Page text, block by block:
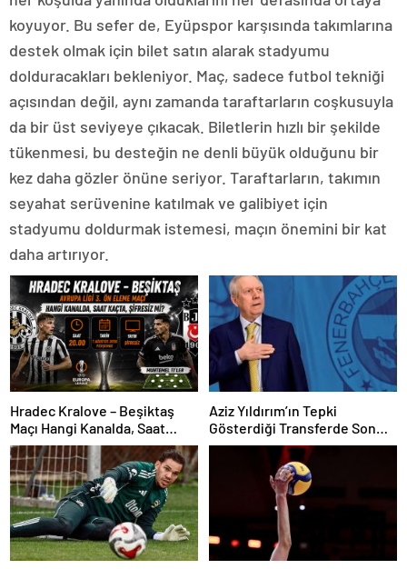
koyuyor. Bu sefer de, Eyüpspor karşısında takımlarına
destek olmak için bilet satın alarak stadyumu
dolduracakları bekleniyor. Maç, sadece futbol tekniği
açısından değil, aynı zamanda taraftarların coşkusuyla
da bir üst seviyeye çıkacak. Biletlerin hızlı bir şekilde
tükenmesi, bu desteğin ne denli büyük olduğunu bir
kez daha gözler önüne seriyor. Taraftarların, takımın
seyahat serüvenine katılmak ve galibiyet için
stadyumu doldurmak istemesi, maçın önemini bir kat
daha artırıyor.
Hradec Kralove – Beşiktaş
Maçı Hangi Kanalda, Saat
Kaçta, Şifresiz Mi?
Aziz Yıldırım’ın Tepki
Gösterdiği Transferde Son
Durum! Oyuncunun Geleceği